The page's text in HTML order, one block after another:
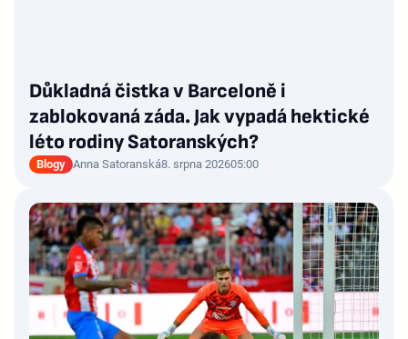
Důkladná čistka v Barceloně i
zablokovaná záda. Jak vypadá hektické
léto rodiny Satoranských?
Blogy Anna Satoranská8. srpna 202605:00